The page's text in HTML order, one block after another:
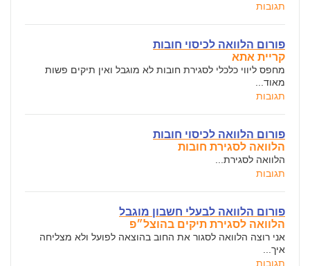
תגובות
פורום הלוואה לכיסוי חובות
קריית אתא
מחפס ליווי כלכלי לסגירת חובות לא מוגבל ואין תיקים פשות
מאוד...
תגובות
פורום הלוואה לכיסוי חובות
הלוואה לסגירת חובות
הלוואה לסגירת...
תגובות
פורום הלוואה לבעלי חשבון מוגבל
הלוואה לסגירת תיקים בהוצל״פ
אני רוצה הלוואה לסגור את החוב בהוצאה לפועל ולא מצליחה
איך...
תגובות